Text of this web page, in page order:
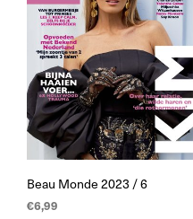
Beau Monde 2023 / 6
€6,99